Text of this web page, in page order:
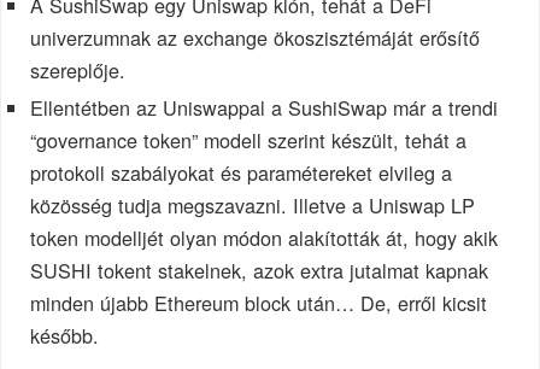
univerzumnak az exchange ökoszisztémáját erősítő
szereplője.
Ellentétben az Uniswappal a SushiSwap már a trendi
“governance token” modell szerint készült, tehát a
protokoll szabályokat és paramétereket elvileg a
közösség tudja megszavazni. Illetve a Uniswap LP
token modelljét olyan módon alakították át, hogy akik
SUSHI tokent stakelnek, azok extra jutalmat kapnak
minden újabb Ethereum block után… De, erről kicsit
később.